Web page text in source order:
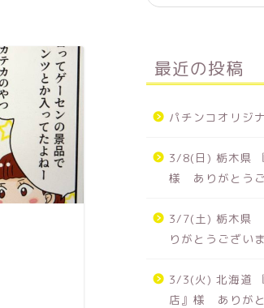
来店イベント
3/8(日) 栃木県
町店』様 あり
た！
五稜郭店』様
した！
最近の投稿
パチンコオリジ
3/8(日) 栃木県
様 ありがとうご
3/7(土) 栃木県
りがとうござい
3/3(火) 北海道
店』様 ありが